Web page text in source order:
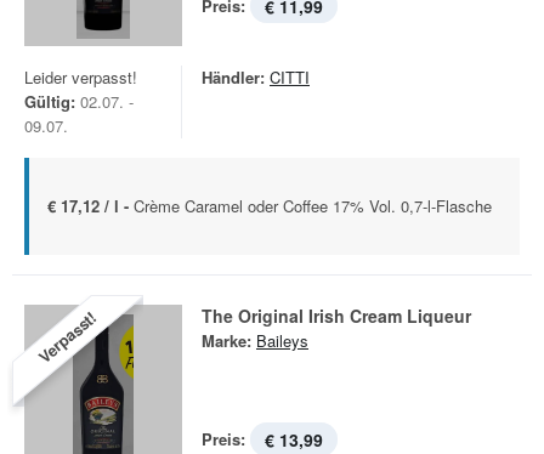
Preis: € 11,99
Leider verpasst!
Gültig: 02.07. -
09.07.
Händler: CITTI
€ 17,12 / l - Crème Caramel oder Coffee 17% Vol. 0,7-l-Flasche
Verpasst! The Original Irish Cream Liqueur
Marke: Baileys
Preis: € 13,99